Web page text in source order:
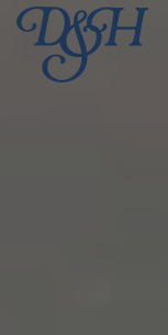
Skip to main